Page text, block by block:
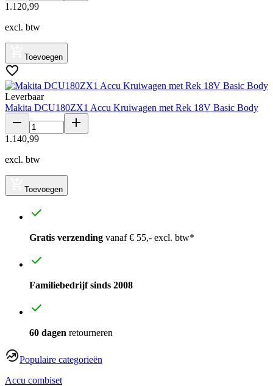
1 .120,99
excl. btw
Toevoegen
Leverbaar
Makita DCU180ZX1 Accu Kruiwagen met Rek 18V Basic Body
1 .140,99
excl. btw
Toevoegen
Gratis verzending vanaf € 55,- excl. btw*
Familiebedrijf sinds 2008
60 dagen retourneren
Populaire categorieën
Accu combiset